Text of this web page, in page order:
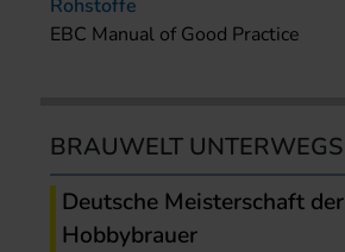
Rohstoffe
EBC Manual of Good Practice
BRAUWELT UNTERWEGS
Deutsche Meisterschaft der
Hobbybrauer